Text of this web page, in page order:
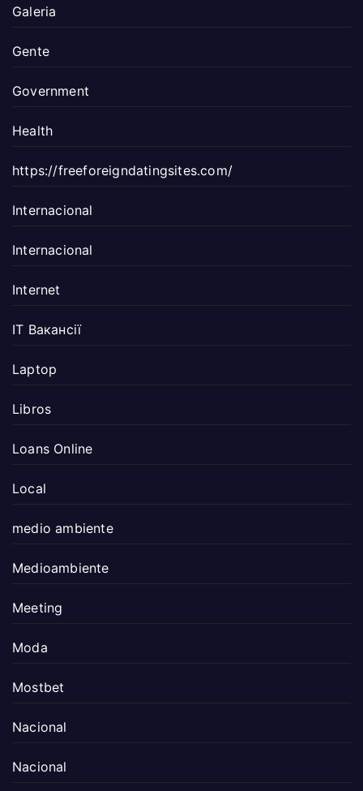
Galeria
Gente
Government
Health
https://freeforeigndatingsites.com/
Internacional
Internacional
Internet
IT Вакансії
Laptop
Libros
Loans Online
Local
medio ambiente
Medioambiente
Meeting
Moda
Mostbet
Nacional
Nacional